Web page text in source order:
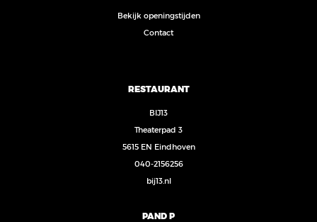
Bekijk openingstijden
Contact
RESTAURANT
BIJ13
Theaterpad 3
5615 EN Eindhoven
040-2156256
bij13.nl
PAND P